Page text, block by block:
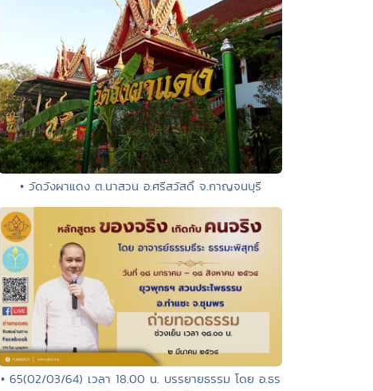
• วัดวังผาแดง ต.นาสวน อ.ศรีสวัสดิ์ จ.กาญจนบุรี
• 65(02/03/64) เวลา 18.00 น. บรรยายธรรม โดย อ.ธร